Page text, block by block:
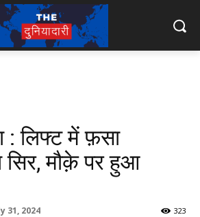
: लिफ्ट में फ़सा
सिर, मौक़े पर हुआ
31, 2024 323